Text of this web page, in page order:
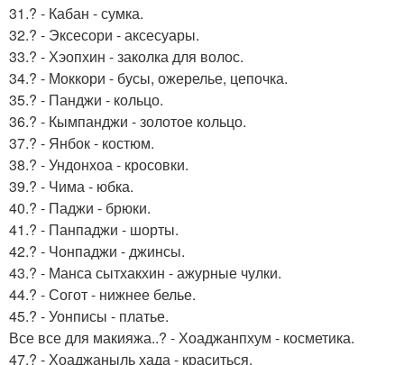
31.? - Кабан - сумка.
32.? - Эксесори - аксесуары.
33.? - Хэопхин - заколка для волос.
34.? - Моккори - бусы, ожерелье, цепочка.
35.? - Панджи - кольцо.
36.? - Кымпанджи - золотое кольцо.
37.? - Янбок - костюм.
38.? - Ундонхоа - кросовки.
39.? - Чима - юбка.
40.? - Паджи - брюки.
41.? - Панпаджи - шорты.
42.? - Чонпаджи - джинсы.
43.? - Манса сытхакхин - ажурные чулки.
44.? - Согот - нижнее белье.
45.? - Уонписы - платье.
Все все для макияжа..? - Хоаджанпхум - косметика.
47.? - Хоаджаныль хада - краситься.